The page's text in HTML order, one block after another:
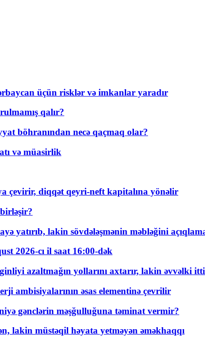
üçün risklər və imkanlar yaradır
qalır?
böhranından necə qaçmaq olar?
və müasirlik
çevirir, diqqət qeyri-neft kapitalına yönəlir
yatırıb, lakin sövdələşmənin məbləğini
2026-cı il saat 16:00-dək
azaltmağın yollarını axtarır, lakin əvvəlki
ambisiyalarının əsas elementinə çevrilir
gənclərin məşğulluğuna təminat vermir?
lakin müstəqil həyata yetməyən əməkhaqqı